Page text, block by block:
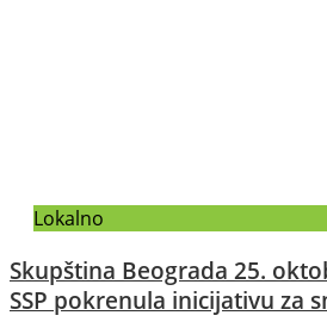
Lokalno
Skupština Beograda 25.
SSP pokrenula inicijativu za